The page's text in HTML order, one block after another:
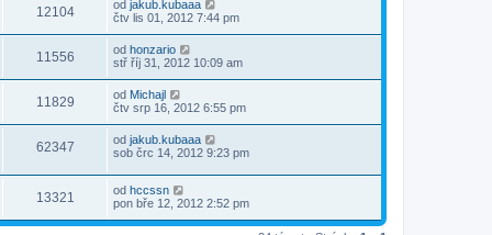
12104 od jakub.kubaaa
čtv lis 01, 2012 7:44 pm
11556 od honzario
stř říj 31, 2012 10:09 am
11829 od Michajl
čtv srp 16, 2012 6:55 pm
62347 od jakub.kubaaa
sob črc 14, 2012 9:23 pm
13321 od hccssn
pon bře 12, 2012 2:52 pm